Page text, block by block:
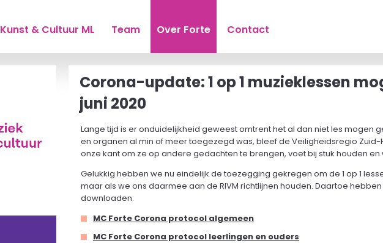
Kunst & Cultuur ML Team Over Forte Contact
Corona-update: 1 op 1 muzieklessen
juni 2020
Lange tijd is er onduidelijkheid geweest omtrent het al dan niet les mogen
en organen al min of meer toegezegd was, bleef de Veiligheidsregio
onze kant om ze op andere gedachten te brengen, voet bij stuk houden
Gelukkig hebben we nu eindelijk de toezegging gekregen om de 1 op 1
maar als we ons daarmee aan de RIVM richtlijnen houden. Daartoe
downloaden:
MC Forte Corona protocol algemeen
MC Forte Corona protocol leerlingen en ouders